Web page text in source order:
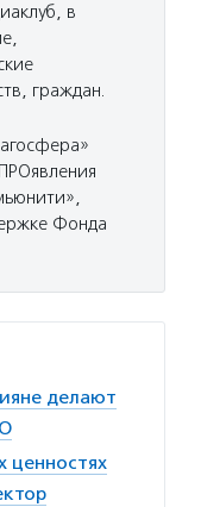
в
граждан.
Фонда
делают
ценностях